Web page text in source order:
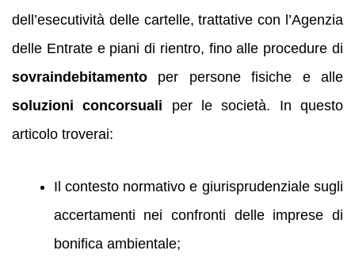
dell’esecutività delle cartelle, trattative con l’Agenzia
delle Entrate e piani di rientro, fino alle procedure di
sovraindebitamento per persone fisiche e alle
soluzioni concorsuali per le società. In questo
articolo troverai:
Il contesto normativo e giurisprudenziale sugli
accertamenti nei confronti delle imprese di
bonifica ambientale;